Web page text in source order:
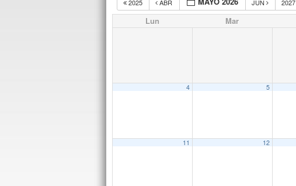
2025 ABR JUN 2027
Lun Mar
4 5
11 12